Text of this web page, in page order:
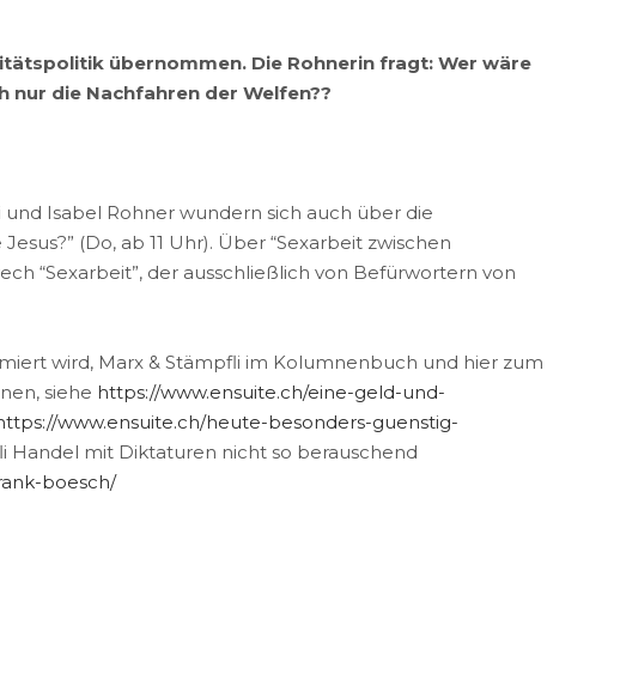
übernommen. Die Rohnerin fragt: Wer wäre
nur die Nachfahren der Welfen??
Isabel Rohner wundern sich auch über die
(Do, ab 11 Uhr). Über “Sexarbeit zwischen
“Sexarbeit”, der ausschließlich von Befürwortern von
wird, Marx & Stämpfli im Kolumnenbuch und hier zum
siehe https://www.ensuite.ch/eine-geld-und-
www.ensuite.ch/heute-besonders-guenstig-
mit Diktaturen nicht so berauschend
boesch/